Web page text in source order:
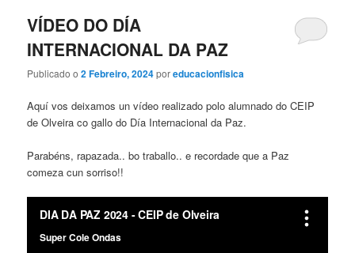
VÍDEO DO DÍA
INTERNACIONAL DA PAZ
Publicado o2 Febreiro, 2024poreducacionfisica
Aquí vos deixamos un vídeo realizado polo alumnado do CEIP
de Olveira co gallo do Día Internacional da Paz.
Parabéns, rapazada.. bo traballo.. e recordade que a Paz
comeza cun sorriso!!